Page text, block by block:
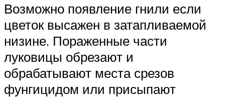
Возможно появление гнили если
цветок высажен в затапливаемой
низине. Пораженные части
луковицы обрезают и
обрабатывают места срезов
фунгицидом или присыпают